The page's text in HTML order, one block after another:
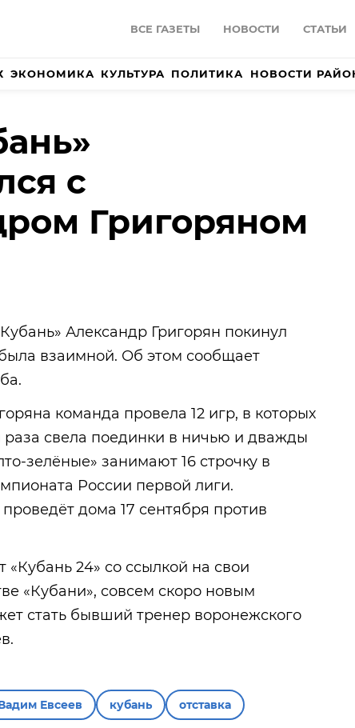
ВСЕ ГАЗЕТЫ НОВОСТИ СТАТЬИ
ЭКОНОМИКА КУЛЬТУРА ПОЛИТИКА НОВОСТИ
с
Григоряном
Александр Григорян покинул
взаимной. Об этом сообщает
команда провела 12 игр, в которых
раза свела поединки в ничью и дважды
зелёные» занимают 16 строчку в
России первой лиги.
дома 17 сентября против
24» со ссылкой на свои
«Кубани», совсем скоро новым
стать бывший тренер воронежского
Евсеев кубань отставка